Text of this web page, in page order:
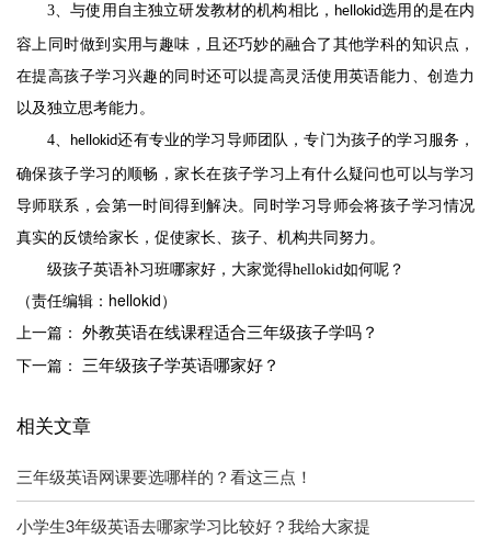
3 、与使用自主独立研发教材的机构相比， hellokid选用的是在内
容上同时做到实用与趣味，且还巧妙的融合了其他学科的知识点，
在提高孩子学习兴趣的同时还可以提高灵活使用英语能力、创造力
以及独立思考能力。
4
hellokid还有专业的学习导师团队，专门为孩子的学习服务，
确保孩子学习的顺畅，家长在孩子学习上有什么疑问也可以与学习
导师联系，会第一时间得到解决。同时学习导师会将孩子学习情况
真实的反馈给家长，促使家长、孩子、机构共同努力。
级孩子英语补习班哪家好，大家觉得hellokid如何呢？
（责任编辑：hellokid）
上一篇： 外教英语在线课程适合三年级孩子学吗？
下一篇： 三年级孩子学英语哪家好？
相关文章
三年级英语网课要选哪样的？看这三点！
小学生3年级英语去哪家学习比较好？我给大家提